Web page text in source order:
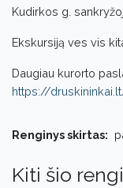
Kudirkos g.
Ekskursiją ves vis
Daugiau kurorto
https://
Renginys skirtas:
Kiti šio